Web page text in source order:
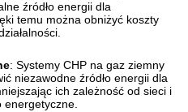
źródło energii dla
temu można obniżyć koszty
: Systemy CHP na gaz ziemny
niezawodne źródło energii dla
ich zależność od sieci i
energetyczne.